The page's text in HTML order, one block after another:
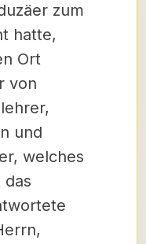
zum
hatte,
Ort
von
und
welches
das